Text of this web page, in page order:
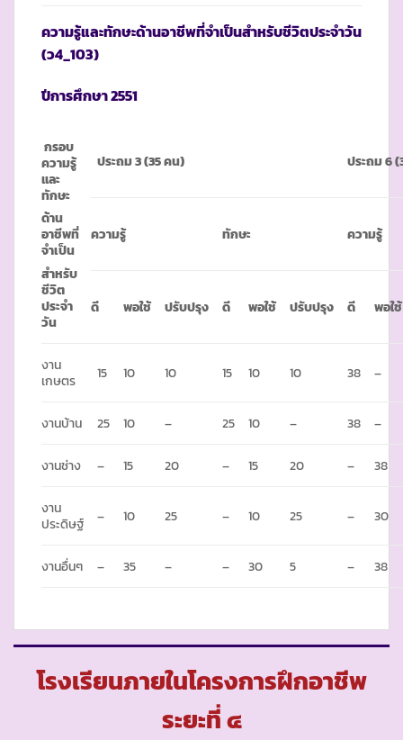
ความรู้และทักษะด้านอาชีพที่จำเป็นสำหรับชีวิตประจำวัน
(ว4_103)
ปีการศึกษา2551
กรอบ
ความรู้
และ
ทักษะ
ด้าน
อาชีพที่
จำเป็น
สำหรับ
ชีวิต
ประจำ
วัน
ประถม 3(35 คน) ประถม6
ความรู้ ทักษะ ความรู้
ดี พอใช้ ปรับปรุง ดี พอใช้ ปรับปรุง ดี พอใช้
งาน
เกษตร
15 10 10 15 10 10 38 –
งานบ้าน 25 10 – 25 10 – 38 –
งานช่าง – 15 20 – 15 20 – 38
งาน
ประดิษฐ์
– 10 25 – 10 25 – 30
งานอื่นๆ – 35 – – 30 5 – 38
โรงเรียนภายในโครงการฝึกอาชีพ
ระยะที่ ๔